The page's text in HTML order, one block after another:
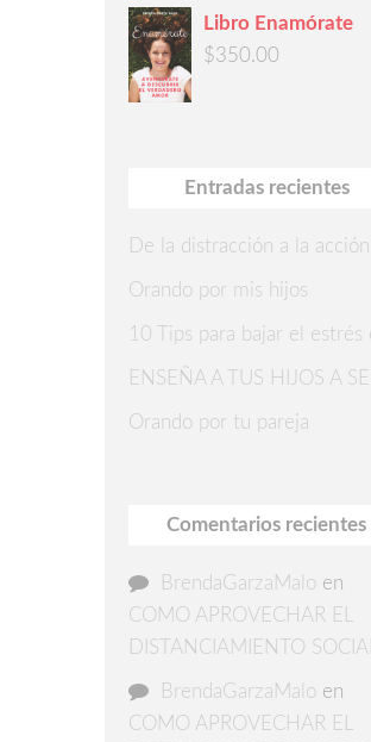
Libro Enamórate
$350.00
Entradas recientes
Orando por mis hijos
Orando por tu pareja
Comentarios recientes
BrendaGarzaMalo en
COMO APROVECHAR EL
DISTANCIAMIENTO SOCIAL
BrendaGarzaMalo en
COMO APROVECHAR EL